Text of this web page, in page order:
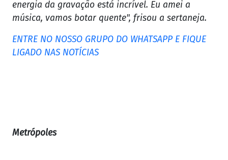
energia da gravação está incrível. Eu amei a
música, vamos botar quente", frisou a sertaneja.
ENTRE NO NOSSO GRUPO DO WHATSAPP E FIQUE
LIGADO NAS NOTÍCIAS
Metrópoles